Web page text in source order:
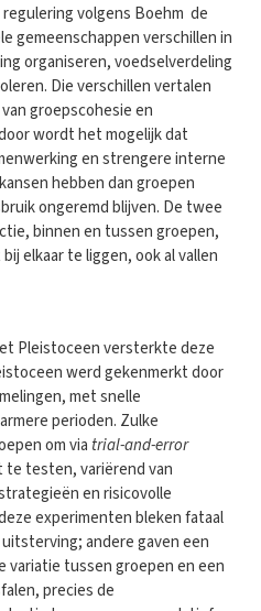
volgens Boehm de
gemeenschappen verschillen in
organiseren, voedselverdeling
Die verschillen vertalen
groepscohesie en
wordt het mogelijk dat
en strengere interne
hebben dan groepen
ongeremd blijven. De twee
binnen en tussen groepen,
elkaar te liggen, ook al vallen
Pleistoceen versterkte deze
werd gekenmerkt door
met snelle
perioden. Zulke
om via trial-and-error
testen, variërend van
en risicovolle
experimenten bleken fataal
andere gaven een
variatie tussen groepen en een
precies de